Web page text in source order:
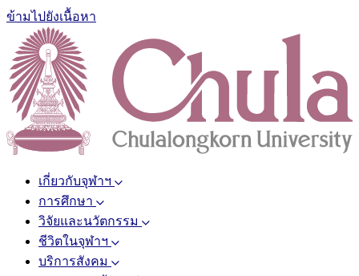
ข้ามไปยังเนื้อหา
เกี่ยวกับจุฬาฯ
การศึกษา
วิจัยและนวัตกรรม
ชีวิตในจุฬาฯ
บริการสังคม